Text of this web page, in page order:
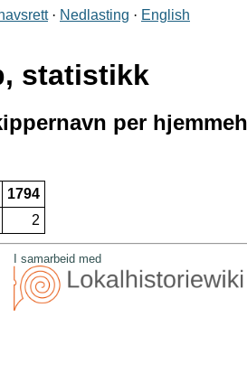
· Nedlasting · English
statistikk
per
1794
2
I samarbeid med